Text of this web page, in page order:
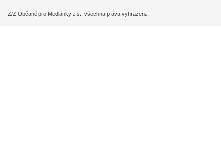
Z/Z Občané pro Medlánky z.s., všechna práva vyhrazena.